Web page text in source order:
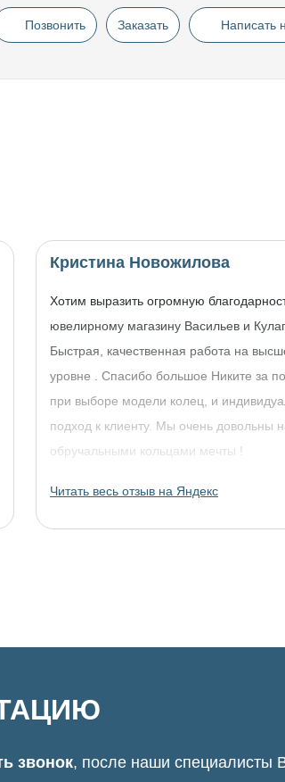
Позвонить Заказать Написать
Кристина Новожилова
Хотим выразить огромную
ювелирному магазину Васильев и
Быстрая, качественная работа на
уровне . Спасибо большое Никите за
при выборе модели колец, и
подход к клиенту. Мы очень довольны
обручальными кольцами мечты !
Читать весь отзыв на Яндекс
звонок, после наши специалисты